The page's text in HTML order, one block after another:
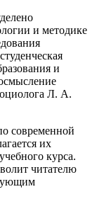
и методике
и
Л. А.
современной
их
курса.
читателю